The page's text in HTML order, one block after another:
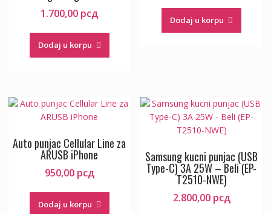
1.700,00 рсд
Dodaj u korpu
Dodaj u korpu
Auto punjac Cellular Line za
ARUSB iPhone
950,00 рсд
Dodaj u korpu
Samsung kucni punjac (USB
Type-C) 3A 25W – Beli (EP-
T2510-NWE)
2.800,00 рсд